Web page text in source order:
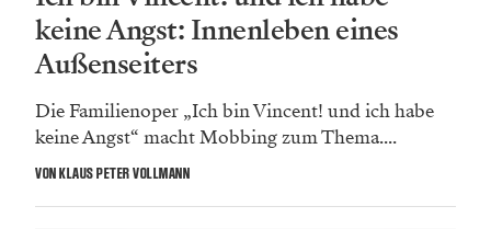
keine Angst: Innenleben eines
Außenseiters
Die Familienoper „Ich bin Vincent! und ich habe
keine Angst“ macht Mobbing zum Thema....
VON KLAUS PETER VOLLMANN